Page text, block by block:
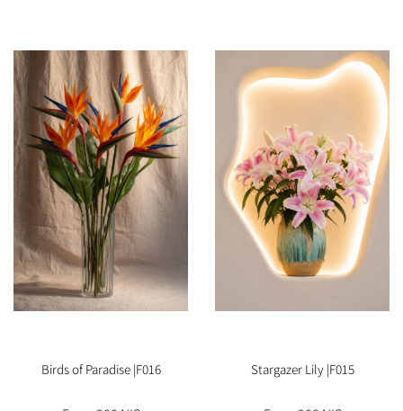
Stargazer Lily |F015
Birds of Paradise |F016